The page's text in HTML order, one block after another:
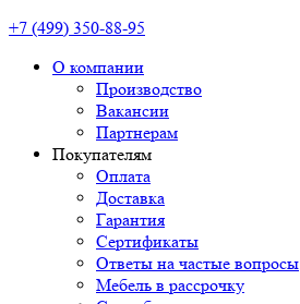
+7 (499) 350-88-95
О компании
Производство
Вакансии
Партнерам
Покупателям
Оплата
Доставка
Гарантия
Сертификаты
Ответы на частые вопросы
Мебель в рассрочку